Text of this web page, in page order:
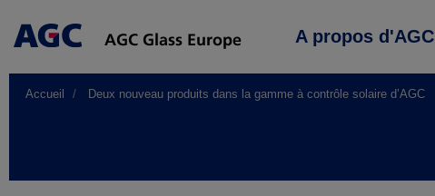
Main
A propos d'AGC
Accueil Deux nouveau produits dans la gamme à contrôle solaire d’AGC